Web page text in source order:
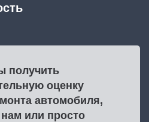
получить
оценку
автомобиля,
или просто